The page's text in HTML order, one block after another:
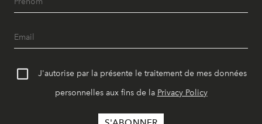
J'autorise par la présente le traitement de mes données
personnelles aux fins de la Privacy Policy